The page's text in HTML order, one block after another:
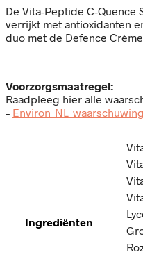
De Vita-Peptide C-Quence
verrijkt met antioxidanten
duo met de Defence
Voorzorgsmaatregel:
Raadpleeg hier alle
–
Ingrediënten